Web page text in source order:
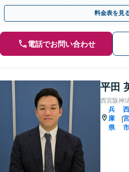
たします【弁護士費用特約利用可】【神
料金表を見
電話でお問い合わせ
平田
西宮阪神
兵
庫
県
|
西
宮
市